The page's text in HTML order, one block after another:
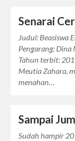
Senarai
Judul: Beasiswa
Pengarang:
Tahun terbit:
Meutia Zahara,
menahan…
Sampai
Sudah hampir